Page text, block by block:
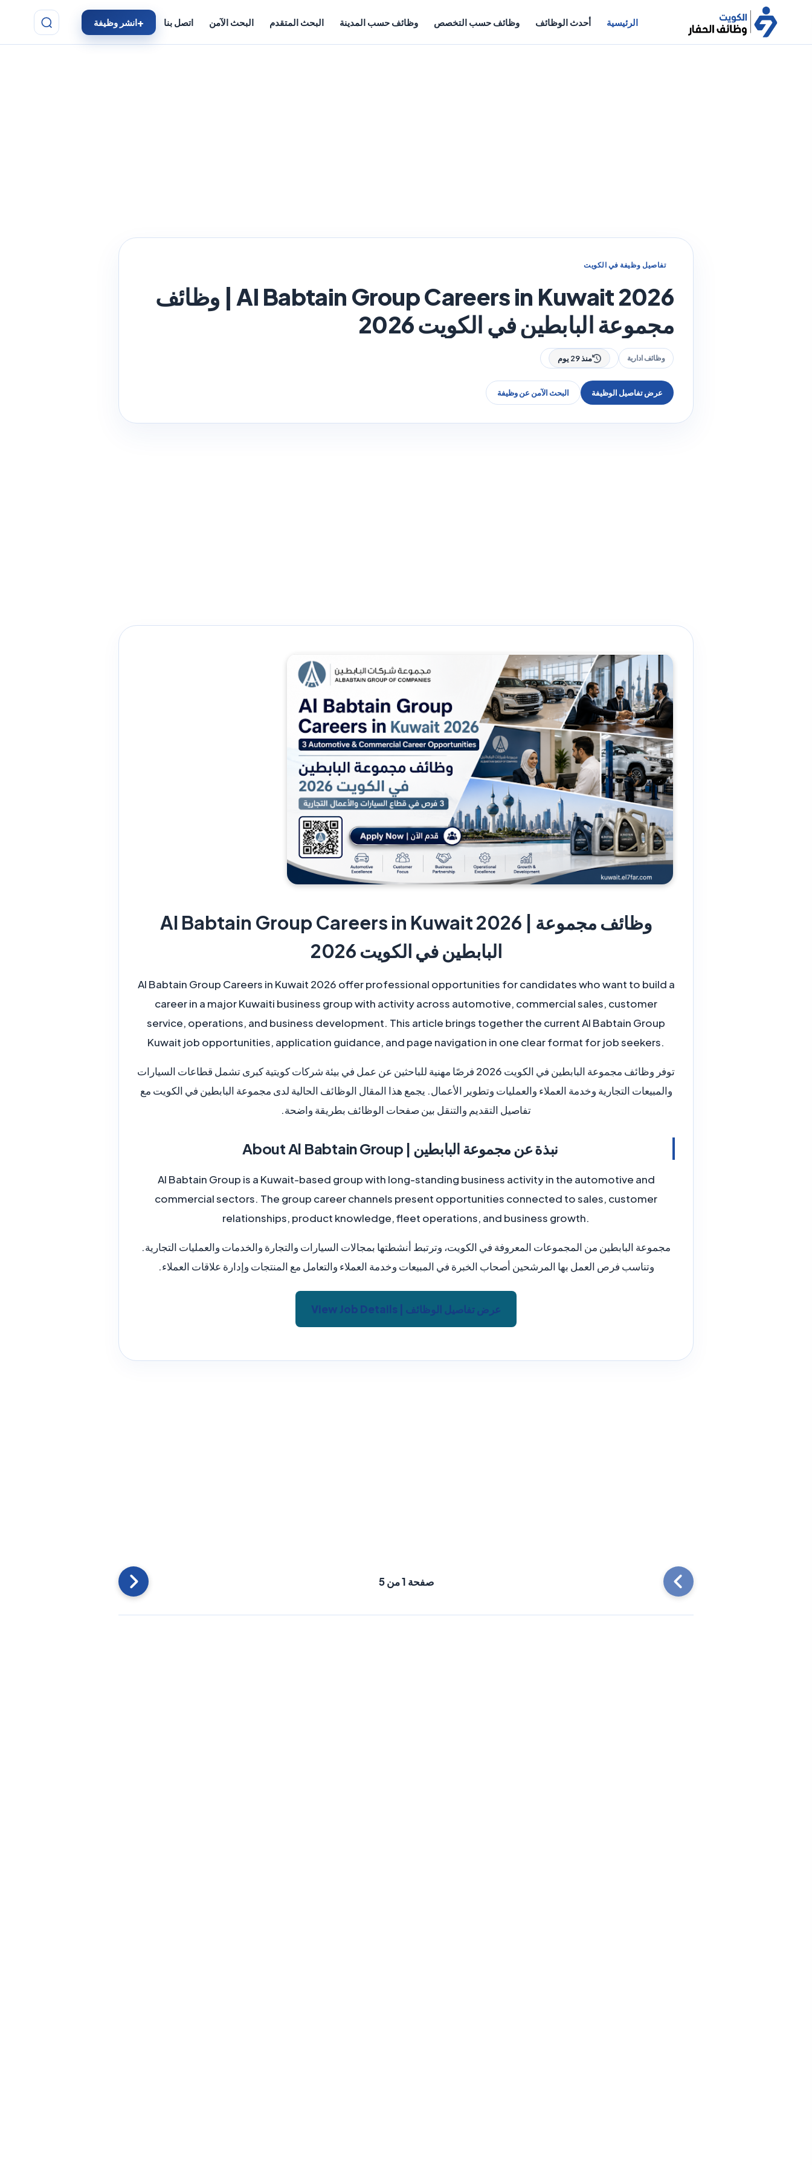
الرئيسية أحدث الوظائف وظائف حسب التخصص وظائف حسب المدينة البحث المتقدم البحث الآمن اتصل بنا انشر وظيفة
تفاصيل وظيفة في الكويت
Al Babtain Group Careers in Kuwait 2026 | وظائف
مجموعة البابطين في الكويت 2026
وظائف ادارية منذ 29 يوم
عرض تفاصيل الوظيفة البحث الآمن عن وظيفة
Al Babtain Group Careers in Kuwait 2026 | وظائف مجموعة
البابطين في الكويت 2026
Al Babtain Group Careers in Kuwait 2026 offer professional opportunities for candidates who want to build a
career in a major Kuwaiti business group with activity across automotive, commercial sales, customer
service, operations, and business development. This article brings together the current Al Babtain Group
Kuwait job opportunities, application guidance, and page navigation in one clear format for job seekers.
توفر وظائف مجموعة البابطين في الكويت 2026 فرصًا مهنية للباحثين عن عمل في بيئة شركات كويتية كبرى تشمل قطاعات السيارات
والمبيعات التجارية وخدمة العملاء والعمليات وتطوير الأعمال. يجمع هذا المقال الوظائف الحالية لدى مجموعة البابطين في الكويت مع
تفاصيل التقديم والتنقل بين صفحات الوظائف بطريقة واضحة.
About Al Babtain Group | نبذة عن مجموعة البابطين
Al Babtain Group is a Kuwait-based group with long-standing business activity in the automotive and
commercial sectors. The group career channels present opportunities connected to sales, customer
relationships, product knowledge, fleet operations, and business growth.
مجموعة البابطين من المجموعات المعروفة في الكويت، وترتبط أنشطتها بمجالات السيارات والتجارة والخدمات والعمليات التجارية.
وتناسب فرص العمل بها المرشحين أصحاب الخبرة في المبيعات وخدمة العملاء والتعامل مع المنتجات وإدارة علاقات العملاء.
View Job Details | عرض تفاصيل الوظائف
صفحة 1 من 5